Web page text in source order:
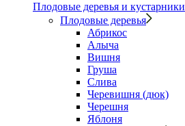
Плодовые деревья и кустарники
Плодовые деревья
Абрикос
Алыча
Вишня
Груша
Слива
Черевишня (дюк)
Черешня
Яблоня